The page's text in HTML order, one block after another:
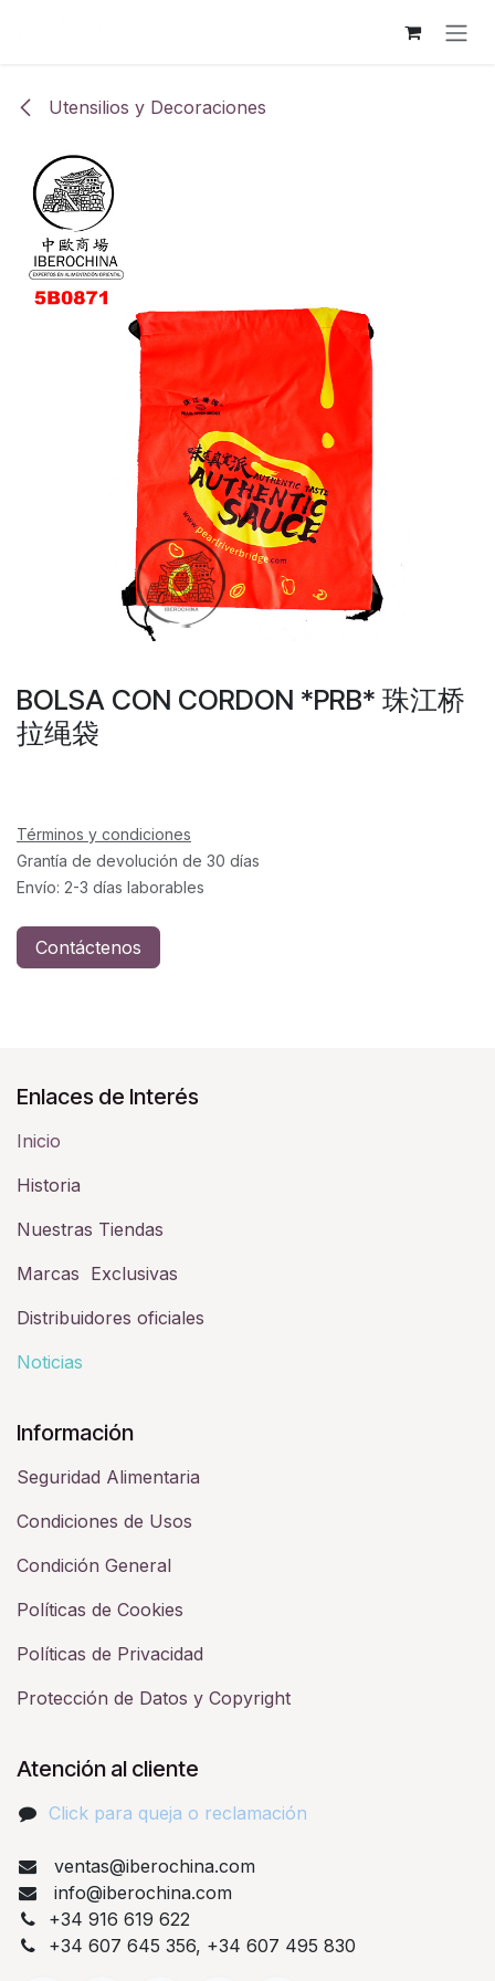
Utensilios y Decoraciones
BOLSA CON CORDON *PRB* 珠江桥
拉绳袋
Términos y condiciones
Grantía de devolución de 30 días
Envío: 2-3 días laborables
Contáctenos
Enlaces de Interés
Inicio
Historia​
Nuestras Tiendas
Marcas Exclusivas
Distribuidores oficiales
Noticias
Información
Seguridad Alimentaria
Condiciones de Usos
Condición General
Políticas de Cookies
Políticas de Privacidad
Protección de Datos y Copyright
Atención al cliente
Click para queja o reclamación​
ventas@iberochina.com
info@iberochina.com
+34 916 619 622
+34 607 645 356, +34 607 495 830